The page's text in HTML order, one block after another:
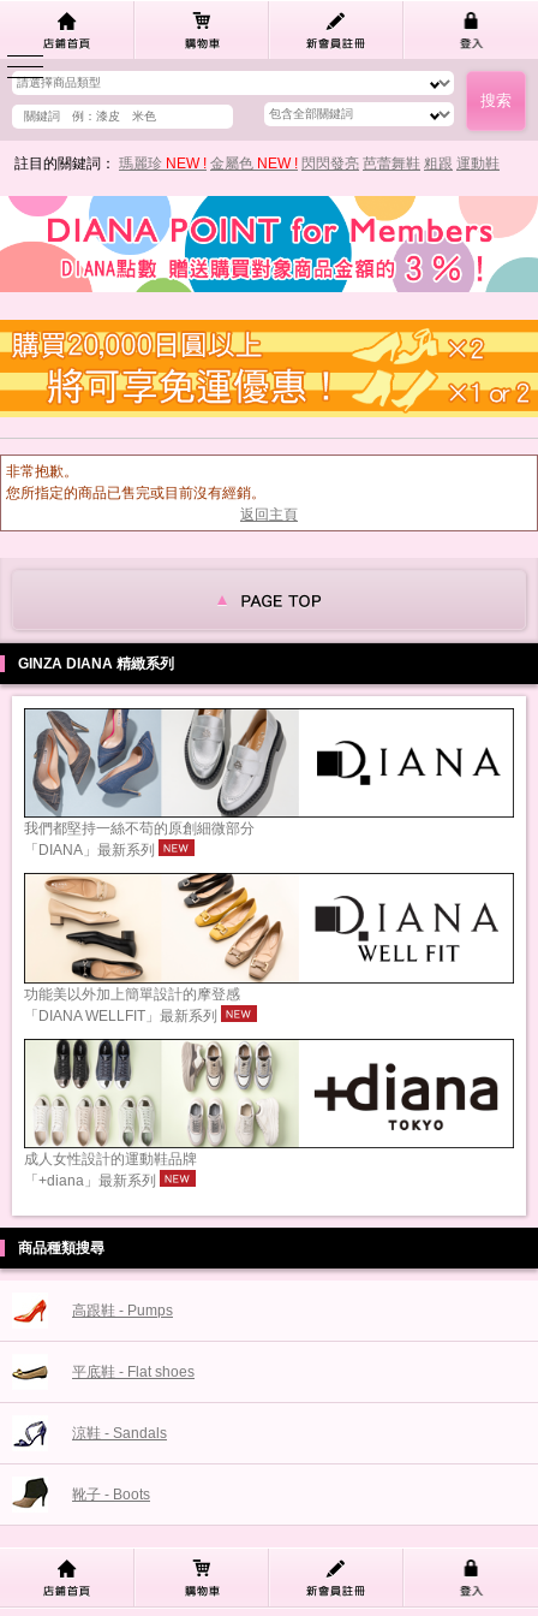
註目的關鍵詞： 瑪麗珍 NEW ! 金屬色 NEW ! 閃閃發亮 芭蕾舞鞋 粗跟 運動鞋
非常抱歉。
您所指定的商品已售完或目前沒有經銷。
返回主頁
GINZA DIANA 精緻系列
我們都堅持一絲不苟的原創細微部分
「DIANA」最新系列
功能美以外加上簡單設計的摩登感
「DIANA WELLFIT」最新系列
成人女性設計的運動鞋品牌
「+diana」最新系列
商品種類搜尋
高跟鞋 - Pumps
平底鞋 - Flat shoes
涼鞋 - Sandals
靴子 - Boots